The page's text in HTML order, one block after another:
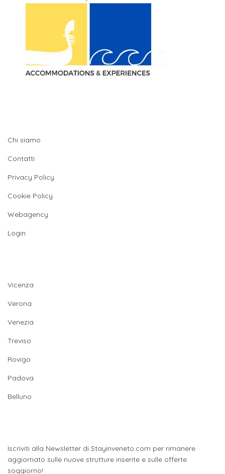
Chi siamo
Contatti
Privacy Policy
Cookie Policy
Webagency
Login
Vicenza
Verona
Venezia
Treviso
Rovigo
Padova
Belluno
Iscriviti alla Newsletter di Stayinveneto.com per rimanere
aggiornato sulle nuove strutture inserite e sulle offerte
soggiorno!